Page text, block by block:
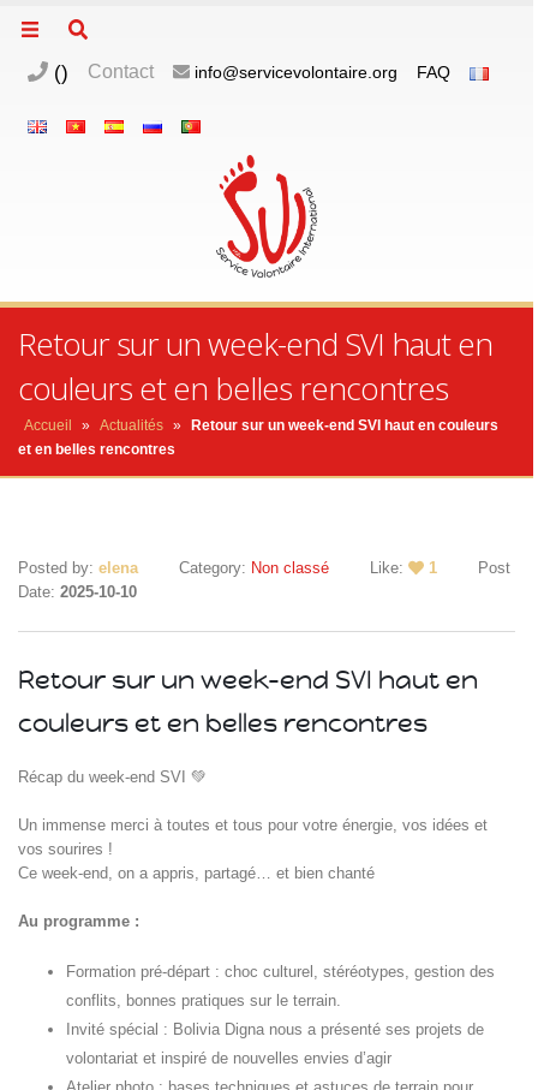
() Contact info@servicevolontaire.org FAQ
Retour sur un week-end SVI haut en
couleurs et en belles rencontres
Accueil » Actualités »
Retour sur un week-end SVI haut en couleurs
et en belles rencontres
Posted by: elena Category: Non classé Like: 1
Post
Date: 2025-10-10
Retour sur un week-end SVI haut en
couleurs et en belles rencontres
Récap du week-end SVI 💚
Un immense merci à toutes et tous pour votre énergie, vos idées et
vos sourires !
Ce week-end, on a appris, partagé… et bien chanté
Au programme :
Formation pré-départ : choc culturel, stéréotypes, gestion des
conflits, bonnes pratiques sur le terrain.
Invité spécial : Bolivia Digna nous a présenté ses projets de
volontariat et inspiré de nouvelles envies d’agir
Islande
Russie
Pérou
Chine
Espagne
VietNam
Groupe